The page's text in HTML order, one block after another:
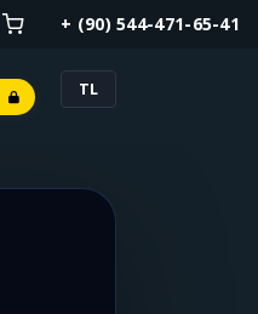
+ (90) 544-471-65-41
TL